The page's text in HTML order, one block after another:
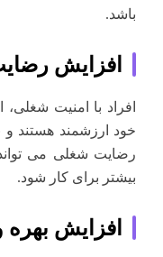
باشد.
افزایش
افراد با امنیت
خود ارزشمند هستند و
رضایت شغلی می
بیشتر برای کار شود.
افزایش